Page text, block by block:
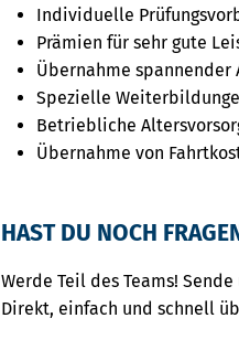
Individuelle
Prämien für sehr gute
Übernahme spannender
Spezielle
Betriebliche
Übernahme von
HAST DU NOCH
Werde Teil des Teams!
Direkt, einfach und schnell